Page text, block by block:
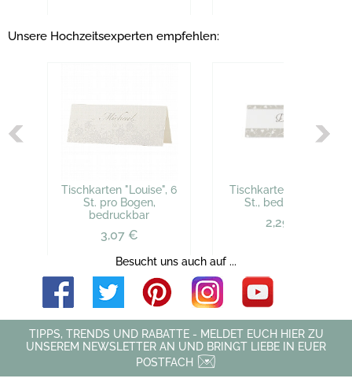
Unsere Hochzeitsexperten empfehlen:
Tischkarten "Louise", 6
St. pro Bogen,
bedruckbar
3,07 €
Tischkarten "Holly", 6
St., bedruckbar
2,29 €
Besucht uns auch auf ...
TIPPS, TRENDS UND RABATTE - MELDET EUCH HIER ZU
UNSEREM NEWSLETTER AN UND BRINGT LIEBE IN EUER
POSTFACH